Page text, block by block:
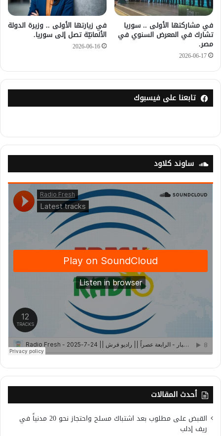
في مشاركتها الأولى .. سوريا
تشارك في المعرض السنوي في
مصر.
2026-06-17
في زيارتها الأولى .. وزيرة الدولة
الألمانيّة تصل إلى سوريا.
2026-06-16
تابعنا على فيسبوك
ساوند كلاود
أحدث المقالات
القبض على مطلوب بعد اشتباك مسلح واحتجاز نحو 20 مدنياً في
ريف إدلب